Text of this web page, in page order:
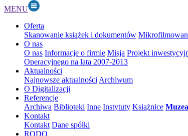
MENU
Oferta
Skanowanie książek i dokumentów
O nas
O nas Informacje o firmie Misja Projekt
Operacyjnego na lata 2007-2013
Aktualności
Najnowsze aktualności Archiwum
O Digitalizacji
Referencje
Archiwa Biblioteki Inne Instytuty Książnice Muzea
Kontakt
Kontakt Dane spółki
RODO